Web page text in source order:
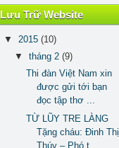
Lưu Trữ Website
▼ 2015 (10)
▼
tháng 2 (9)
Thi đàn Việt Nam xin
được gửi tới bạn
đọc tập thơ ...
TỪ LŨY TRE LÀNG
Tặng cháu: Đinh Thị
Thúy – Phó t...